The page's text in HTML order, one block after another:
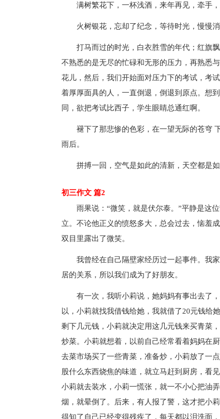
满树繁花下，一杯浅酒，来年再见，牵手
火树银花，忘却了纪念，等待时光，慢慢消
打马而过的时光，白衣胜雪的年代；红旗
不熟悉的是无尽的忙碌和无形的压力，再熟悉
花儿，然后，我们开始面对压力下的考试，考
着厚厚面具的人，一直倒退，倒退到原点。想
同，欲把考试比西子，学生眼睛总通红啊。
褪下了那悲惨的色彩，在一望无际的苍穹
雨后。
拼搏一回，空气是如此的清新，天空都是
初三作文 篇2
雨果说：“微笑，就是伏尔泰。”平静是这
立。不论他正义的愤怒多大，总会过去，恼羞
双目里露出了微笑。
我曾经在自己隔壁家经历过一起事件。我
居的关系，所以我们成为了好朋友。
有一次，我听小莉说，她妈妈有事出去了
以，小莉就找我借钱给她，我就借了20元钱给
剩下几元钱，小莉就决定用这几元钱来买青菜
炒菜。小莉就想着，以前自己经常看着妈妈在
去菜市场买了一些青菜，准备炒，小莉放了一
股什么东西烧焦的味道，就立马赶到厨房，看
小莉就去装水，小莉一慌张，就一不小心把油
烟，就晕倒了。后来，有人报了警，这才把小
得知了自己已经变得残疾了，每天都以泪洗面